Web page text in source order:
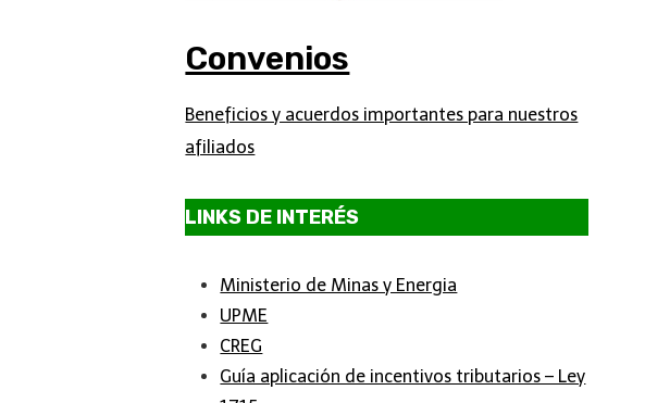
Convenios
Beneficios y acuerdos importantes para nuestros
afiliados
LINKS DE INTERÉS
Ministerio de Minas y Energia
UPME
CREG
Guía aplicación de incentivos tributarios – Ley